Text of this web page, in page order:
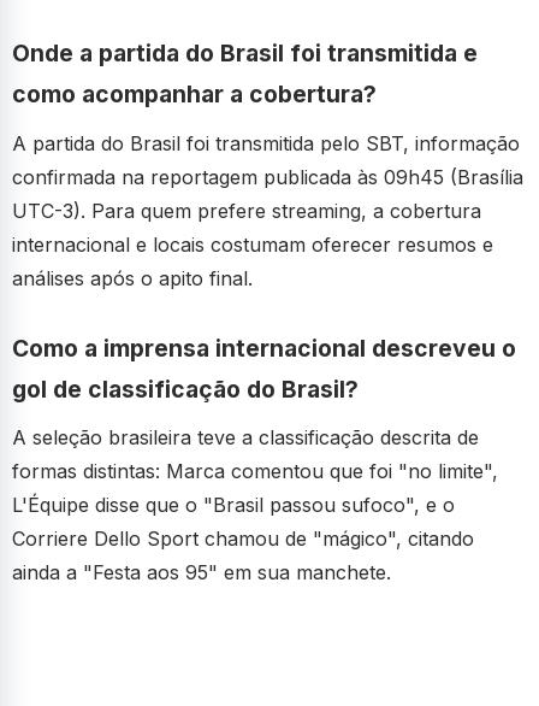
Onde a partida do Brasil foi transmitida e
como acompanhar a cobertura?
A partida do Brasil foi transmitida pelo SBT, informação
confirmada na reportagem publicada às 09h45 (Brasília
UTC-3). Para quem prefere streaming, a cobertura
internacional e locais costumam oferecer resumos e
análises após o apito final.
Como a imprensa internacional descreveu o
gol de classificação do Brasil?
A seleção brasileira teve a classificação descrita de
formas distintas: Marca comentou que foi "no limite",
L'Équipe disse que o "Brasil passou sufoco", e o
Corriere Dello Sport chamou de "mágico", citando
ainda a "Festa aos 95" em sua manchete.